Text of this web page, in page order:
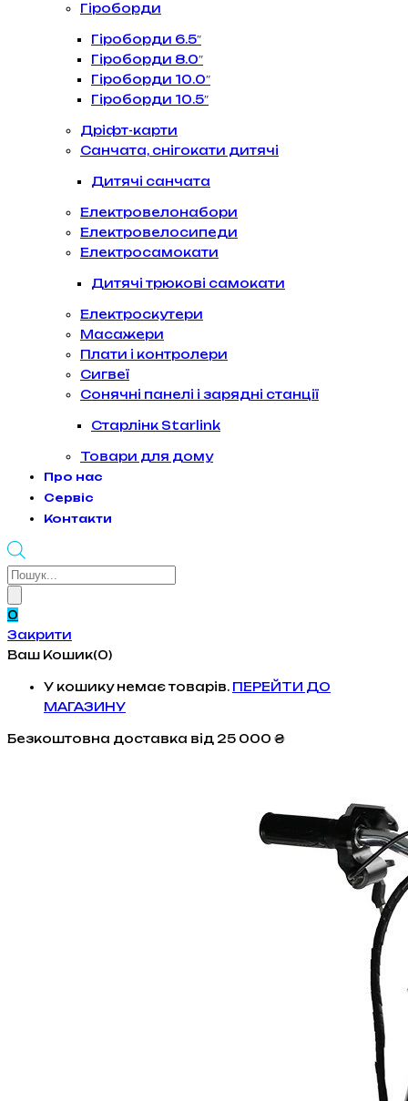
Гіроборди
Гіроборди 6.5″
Гіроборди 8.0″
Гіроборди 10.0″
Гіроборди 10.5″
Дріфт-карти
Санчата, снігокати дитячі
Дитячі санчата
Електровелонабори
Електровелосипеди
Електросамокати
Дитячі трюкові самокати
Електроскутери
Масажери
Плати і контролери
Сигвеї
Сонячні панелі і зарядні станції
Старлінк Starlink
Товари для дому
Про нас
Сервіс
Контакти
Products
0
Закрити
Ваш Кошик(0)
У кошику немає товарів. ПЕРЕЙТИ ДО
МАГАЗИНУ
Безкоштовна доставка від 25 000 ₴